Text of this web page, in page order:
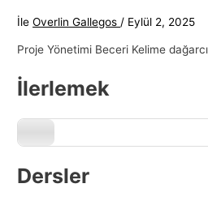
İleOverlin Gallegos / Eylül 2, 2025
Proje Yönetimi Beceri Kelime
İlerlemek
Dersler
u
l
a
r
ı